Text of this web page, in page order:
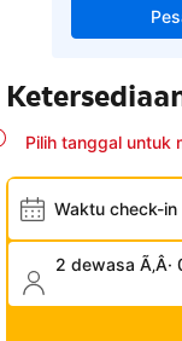
Pilih tanggal untuk
Waktu check-in
2 dewasa Ã‚Â·